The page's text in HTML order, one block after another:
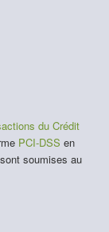
du Crédit
PCI-DSS en
soumises au